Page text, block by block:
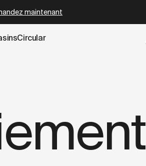
maintenant
Circular